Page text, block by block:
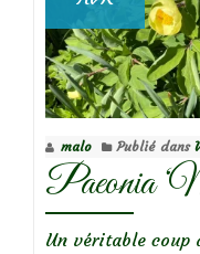
malo Publié dans
Paeonia
Un véritable coup